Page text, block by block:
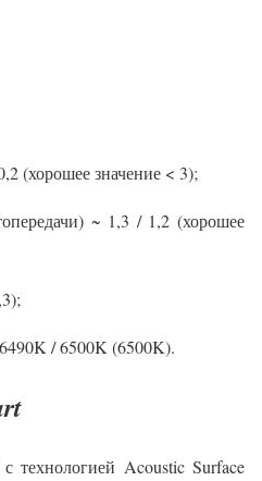
(хорошее значение < 3);
~ 1,3 / 1,2 (хорошее
/ 6500K (6500K).
технологией Acoustic Surface